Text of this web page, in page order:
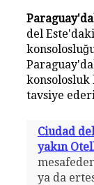
del
konsolosluk
tavsiye
Ciudad
yakın
ya da